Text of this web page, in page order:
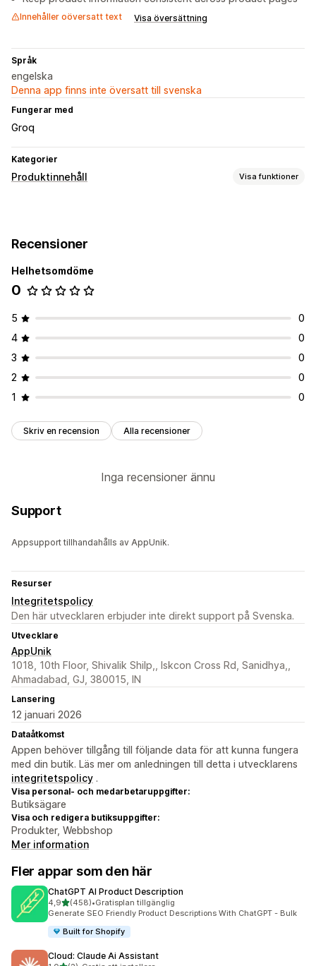
Innehåller oöversatt text Visa översättning
Språk
engelska
Denna app finns inte översatt till svenska
Fungerar med
Groq
Kategorier
Produktinnehåll Visa funktioner
AI-generering Automatiska uppdateringar
Recensioner
Helhetsomdöme
0
5
0
4
0
3
0
2
0
1
0
Skriv en recension Alla recensioner
Inga recensioner ännu
Support
Appsupport tillhandahålls av AppUnik.
Resurser
Integritetspolicy
Den här utvecklaren erbjuder inte direkt support på Svenska.
Utvecklare
AppUnik
1018, 10th Floor, Shivalik Shilp,, Iskcon Cross Rd, Sanidhya,,
Ahmadabad, GJ, 380015, IN
Lansering
12 januari 2026
Dataåtkomst
Appen behöver tillgång till följande data för att kunna fungera
med din butik. Läs mer om anledningen till detta i utvecklarens
integritetspolicy .
Visa personal- och medarbetaruppgifter:
Butiksägare
Visa och redigera butiksuppgifter:
Produkter, Webbshop
Mer information
Fler appar som den här
ChatGPT AI Product Description
4,9av 5 stjärnor
(458)
458 recensioner totalt
•Gratisplan tillgänglig
Generate SEO Friendly Product Descriptions With ChatGPT - Bulk
Built for Shopify
Cloud: Claude Ai Assistant